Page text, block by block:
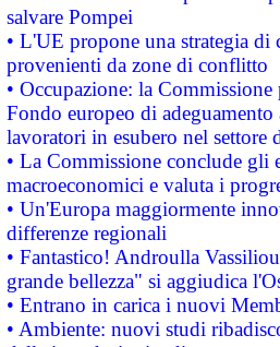
salvare Pompei
• L'UE propone una strategia
provenienti da zone di conflitto
• Occupazione: la
Fondo europeo di
lavoratori in esubero nel
• La Commissione conclude
macroeconomici e valuta i
• Un'Europa maggiormente
differenze regionali
• Fantastico! Androulla
grande bellezza" si aggiudica
• Entrano in carica i nuovi
• Ambiente: nuovi studi